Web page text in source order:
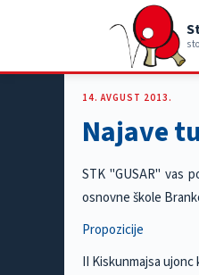
14. AVGUST 2013.
Najave
STK ''GUSAR'' vas
osnovne škole
Propozicije
II Kiskunmajsa ujonc